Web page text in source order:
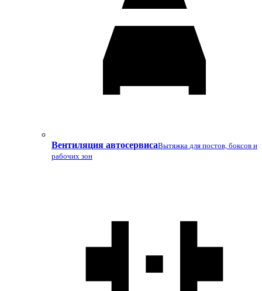
Вентиляция автосервисаВытяжка для постов, боксов и
рабочих зон